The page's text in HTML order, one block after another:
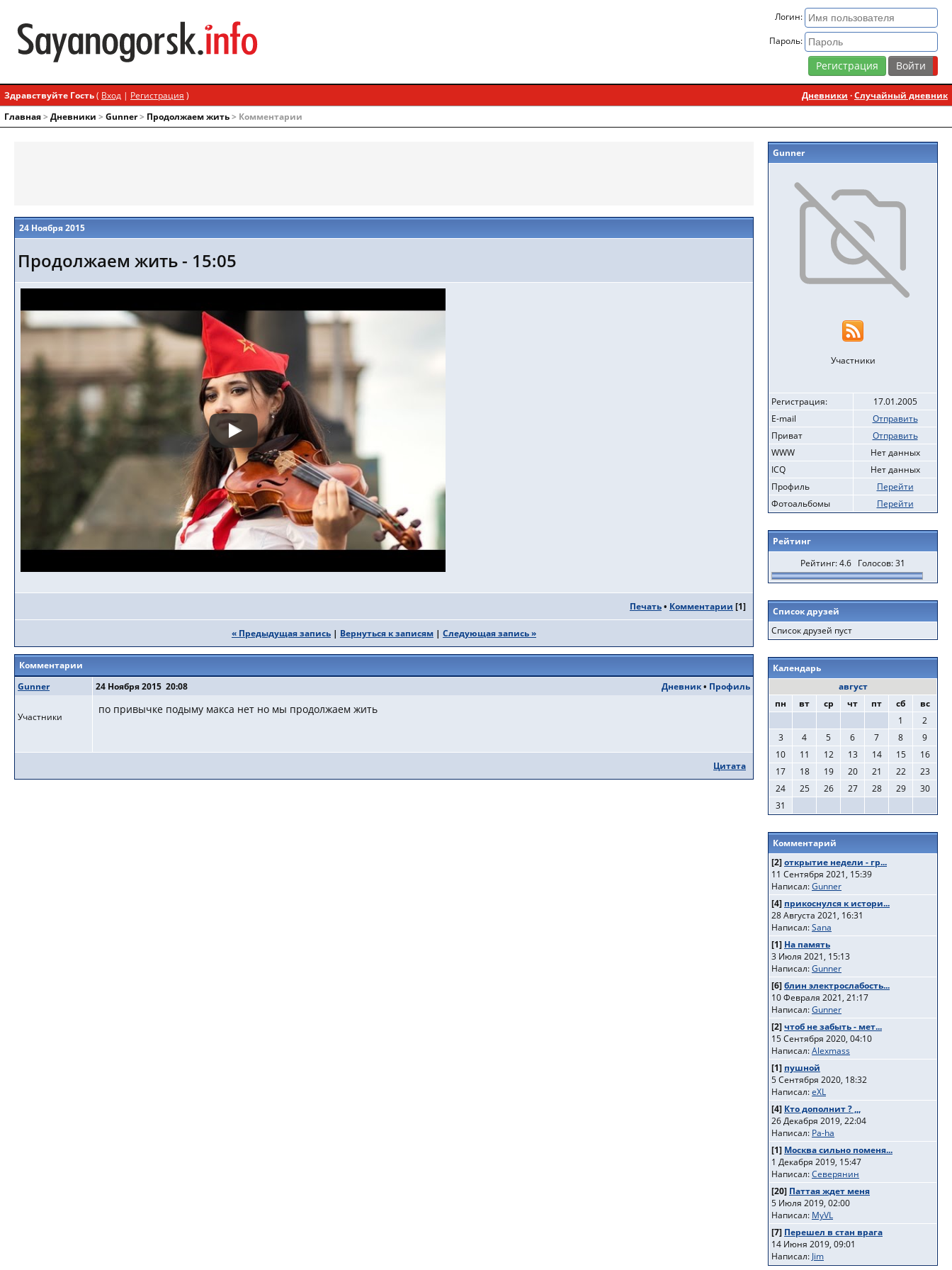
Логин:
Пароль:
Регистрация
Здравствуйте Гость( Вход | Регистрация ) Дневники ·Случайный дневник
Главная> Дневники > Gunner> Продолжаем жить> Комментарии
24 Ноября 2015
Продолжаем жить - 15:05
Печать• Комментарии [1]
« Предыдущая запись | Вернуться к записям | Следующая запись »
Комментарии
Gunner
Участники
Дневник• Профиль
24 Ноября 2015 20:08
по привычке подыму макса нет но мы продолжаем жить
Цитата
Gunner
Участники
Регистрация:
17.01.2005
E-mail
Отправить
Приват
Отправить
WWW
Нет данных
ICQ
Нет данных
Профиль
Перейти
Фотоальбомы
Перейти
Рейтинг
Рейтинг: 4.6 Голосов: 31
Список друзей
Список друзей пуст
Календарь
август
пн
вт ср чт пт сб
вс
1
2
3
4 5 6 7 8
9
10
11 12 13 14 15
16
17
18 19 20 21 22
23
24
25 26 27 28 29
30
31
Комментарий
[2]открытие недели - гр...
11 Сентября 2021, 15:39
Написал:Gunner
[4] прикоснулся к истори...
28 Августа 2021, 16:31
Написал:Sana
[1] На память
3 Июля 2021, 15:13
Написал:Gunner
[6]блин электрослабость...
10 Февраля 2021, 21:17
Написал:Gunner
[2]чтоб не забыть - мет...
15 Сентября 2020, 04:10
Написал:Alexmass
[1] пушной
5 Сентября 2020, 18:32
Написал:eXL
[4] Кто дополнит ? ,,,
26 Декабря 2019, 22:04
Написал: Pa-ha
[1] Москва сильно поменя...
1 Декабря 2019, 15:47
Написал:Северянин
[20] Паттая ждет меня
5 Июля 2019, 02:00
Написал: MyVL
[7] Перешел в стан врага
14 Июня 2019, 09:01
Написал: Jim